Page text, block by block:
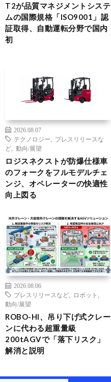
T2が品質マネジメントシステ
ムの国際規格「ISO9001」認
証取得、自動運転分野で国内
初
2026.08.07
テクノロジー
プレスリリースな
ど
動向/展望
ロジスネクストが防爆仕様車
のフォークをフルモデルチェ
ンジ、オペレーターの快適性
向上図る
2026.08.06
プレスリリースなど
ロボット
動向/展望
ROBO-HI、吊り下げ式クレー
ンに代わる超重量級
200tAGVで「落下リスク」
解消と説明